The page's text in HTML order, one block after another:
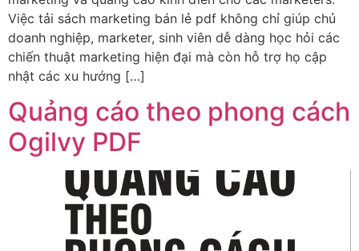
Việc tải sách marketing bán lẻ pdf không chỉ giúp chủ
doanh nghiệp, marketer, sinh viên dễ dàng học hỏi các
chiến thuật marketing hiện đại mà còn hỗ trợ họ cập
nhật các xu hướng […]
Quảng cáo theo phong cách
Ogilvy PDF